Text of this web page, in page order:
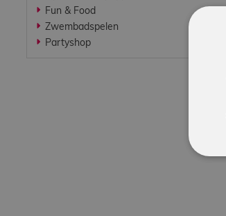
Indoor
Springparadijs
Fun & Food
Zwembadspelen
Partyshop